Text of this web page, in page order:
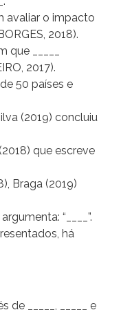
avaliar o impacto
2018).
_____
2017).
50 países e
(2019) concluiu
que escreve
Braga (2019)
“____”.
há
de _____, _____ e